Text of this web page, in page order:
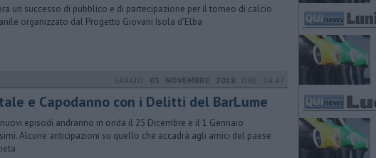
un successo di pubblico e di partecipazione per il torneo di calcio
organizzato dal Progetto Giovani Isola d'Elba
SABATO 03 NOVEMBRE 2018 ORE 14:47
e Capodanno con i Delitti del BarLume
episodi andranno in onda il 25 Dicembre e il 1 Gennaio
Alcune anticipazioni su quello che accadrà agli amici del paese